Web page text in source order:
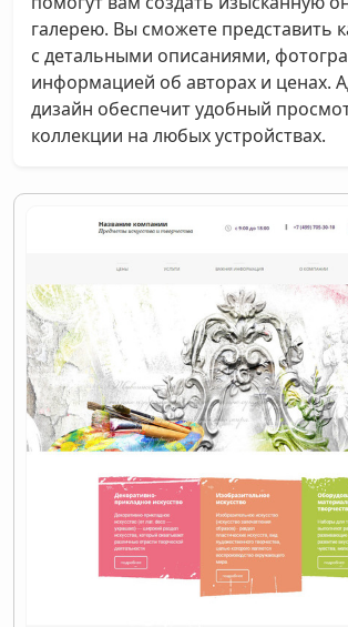
галерею. Вы сможете представить
с детальными описаниями,
информацией об авторах и ценах.
дизайн обеспечит удобный
коллекции на любых устройствах.